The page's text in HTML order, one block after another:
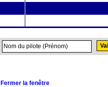
Fermer la fenêtre